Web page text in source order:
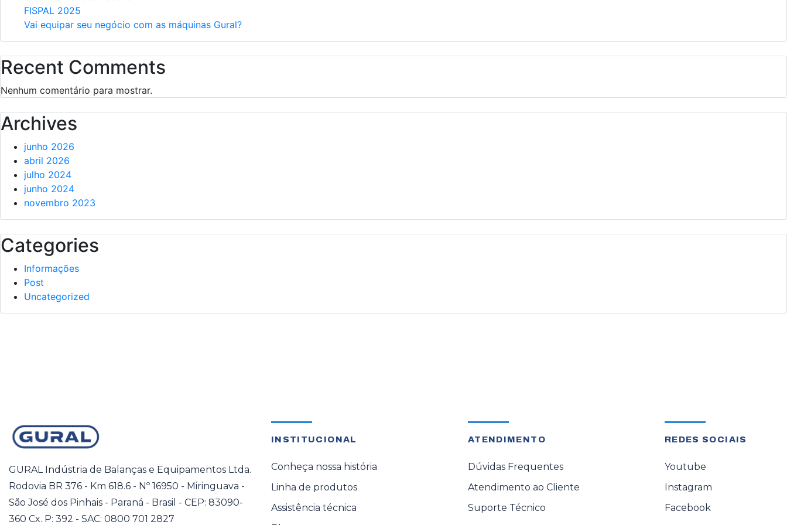
FISPAL 2025
Vai equipar seu negócio com as máquinas Gural?
Recent Comments
Nenhum comentário para mostrar.
Archives
junho 2026
abril 2026
julho 2024
junho 2024
novembro 2023
Categories
Informações
Post
Uncategorized
GURAL Indústria de Balanças e Equipamentos Ltda.
Rodovia BR 376 - Km 618.6 - Nº 16950 - Miringuava -
São José dos Pinhais - Paraná - Brasil - CEP: 83090-
360 Cx. P: 392 - SAC: 0800 701 2827
INSTITUCIONAL
Conheça nossa história
Linha de produtos
Assistência técnica
ATENDIMENTO
Dúvidas Frequentes
Atendimento ao Cliente
Suporte Técnico
REDES SOCIAIS
Youtube
Instagram
Facebook